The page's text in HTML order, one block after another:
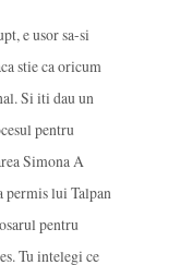
e usor sa-si
stie ca oricum
Si iti dau un
pentru
Simona A
permis lui Talpan
pentru
Tu intelegi ce